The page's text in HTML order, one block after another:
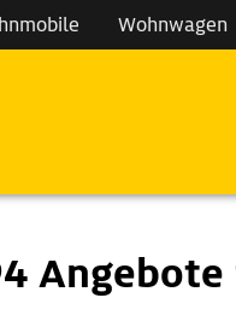
Wohnwagen